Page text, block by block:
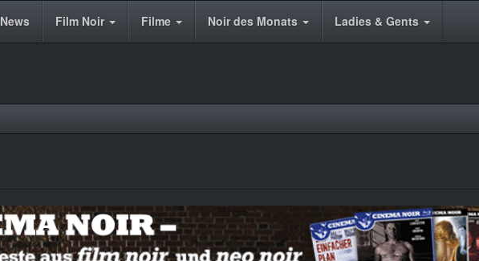
News Film Noir Filme Noir des Monats Ladies & Gents